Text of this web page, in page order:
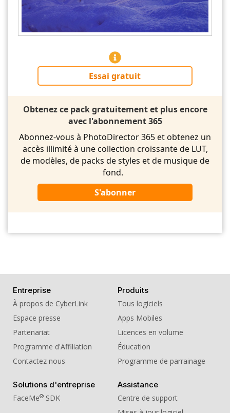
Essai gratuit
Obtenez ce pack gratuitement et plus encore
avec l'abonnement 365
Abonnez-vous à PhotoDirector 365 et obtenez un
accès illimité à une collection croissante de LUT,
de modèles, de packs de styles et de musique de
fond.
S'abonner
Entreprise
À propos de CyberLink
Espace presse
Partenariat
Programme d'Affiliation
Contactez nous
Produits
Tous logiciels
Apps Mobiles
Licences en volume
Éducation
Programme de parrainage
Solutions d'entreprise
FaceMe® SDK
Assistance
Centre de support